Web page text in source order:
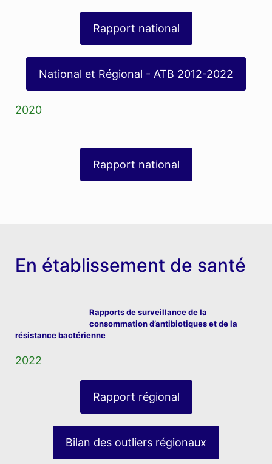
Rapport national
National et Régional - ATB 2012-2022
2020
Rapport national
En établissement de santé
Rapports de surveillance de la
consommation d’antibiotiques et de la
résistance bactérienne
2022
Rapport régional
Bilan des outliers régionaux